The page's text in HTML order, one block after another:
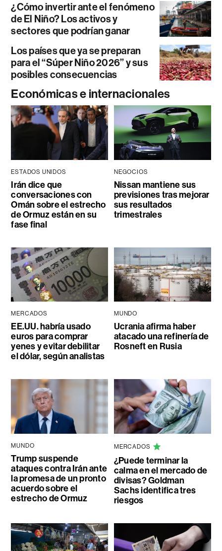
¿Cómo invertir ante el fenómeno
de El Niño? Los activos y
sectores que podrían ganar
Los países que ya se preparan
para el “Súper Niño 2026” y sus
posibles consecuencias
Económicas e internacionales
ESTADOS UNIDOS
Irán dice que
conversaciones con
Omán sobre el estrecho
de Ormuz están en su
fase final
NEGOCIOS
Nissan mantiene sus
previsiones tras mejorar
sus resultados
trimestrales
MERCADOS
EE.UU. habría usado
euros para comprar
yenes y evitar debilitar
el dólar, según analistas
MUNDO
Ucrania afirma haber
atacado una refinería de
Rosneft en Rusia
MUNDO
Trump suspende
ataques contra Irán ante
la promesa de un pronto
acuerdo sobre el
estrecho de Ormuz
MERCADOS
¿Puede terminar la
calma en el mercado de
divisas? Goldman
Sachs identifica tres
riesgos